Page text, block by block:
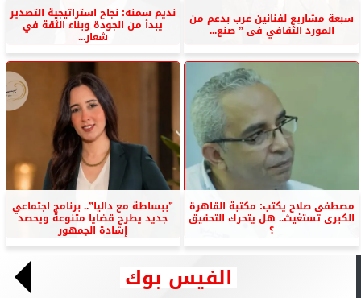
سبعة مشاريع لفنانين عرب بدعم من
المورد الثقافي فى ” صنع...
نديم سمنه: نجاح استراتيجية التصدير
يبدأ من الجودة وبناء الثقة في
شعار...
مصطفى صلاح يكتب: مكتبة القاهرة
الكبرى تستغيث.. هل يتحرك التحقيق
؟
”ببساطة مع داليا”.. برنامج اجتماعي
جديد يطرح قضايا متنوعة ويحصد
إشادة الجمهور
الفيس بوك